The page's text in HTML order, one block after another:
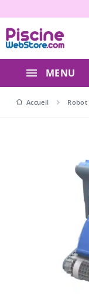
Panneau de
MENU
Accueil Robot